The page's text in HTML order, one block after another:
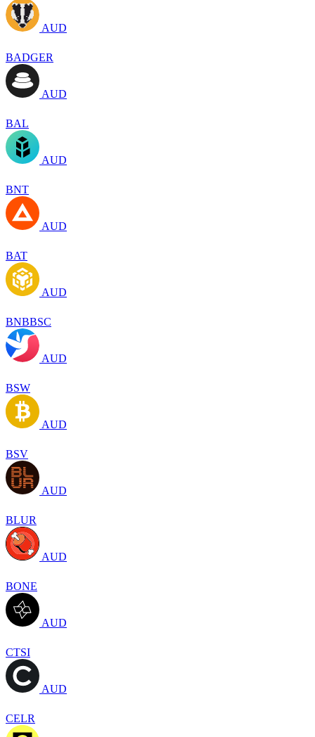
AUD
BADGER
AUD
BAL
AUD
BNT
AUD
BAT
AUD
BNBBSC
AUD
BSW
AUD
BSV
AUD
BLUR
AUD
BONE
AUD
CTSI
AUD
CELR